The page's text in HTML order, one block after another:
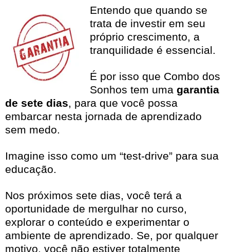
Entendo que quando se
trata de investir em seu
próprio crescimento, a
tranquilidade é essencial.
É por isso que Combo dos
Sonhos tem uma garantia
de sete dias, para que você possa
embarcar nesta jornada de aprendizado
sem medo.
Imagine isso como um “test-drive” para sua
educação.
Nos próximos sete dias, você terá a
oportunidade de mergulhar no curso,
explorar o conteúdo e experimentar o
ambiente de aprendizado. Se, por qualquer
motivo, você não estiver totalmente